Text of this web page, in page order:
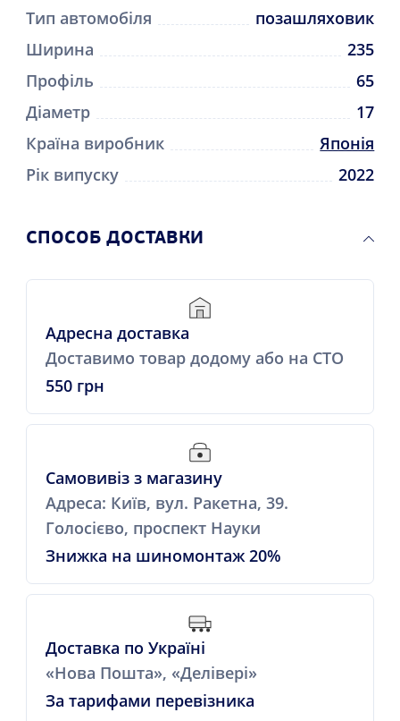
Тип автомобіля
позашляховик
Ширина
235
Профіль
65
Діаметр
17
Країна виробник
Японія
Рік випуску
2022
CПОСОБ ДОСТАВКИ
Адресна доставка
Доставимо товар додому або на СТО
550 грн
Самовивіз з магазину
Адреса: Київ, вул. Ракетна, 39.
Голосієво, проспект Науки
Знижка на шиномонтаж 20%
Доставка по Україні
«Нова Пошта», «Делівері»
За тарифами перевізника